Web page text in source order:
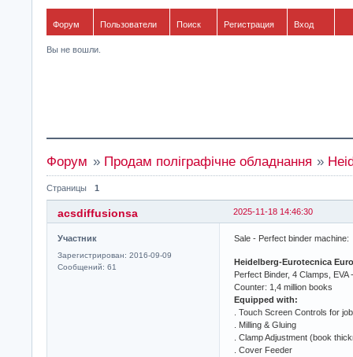
Форум Пользователи Поиск Регистрация Вход
Вы не вошли.
Форум » Продам поліграфічне обладнання »
Страницы 1
2025-11-18 14:46:30
acsdiffusionsa
Участник
Зарегистрирован: 2016-09-09
Сообщений: 61
Sale - Perfect binder machine:
Heidelberg-Eurotecnica
Perfect Binder, 4 Clamps,
Counter: 1,4 million books
Equipped with:
. Touch Screen Controls for
. Milling & Gluing
. Clamp Adjustment (book
. Cover Feeder